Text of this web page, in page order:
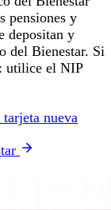
pensiones y
depositan y
del Bienestar. Si
utilice el NIP
nueva